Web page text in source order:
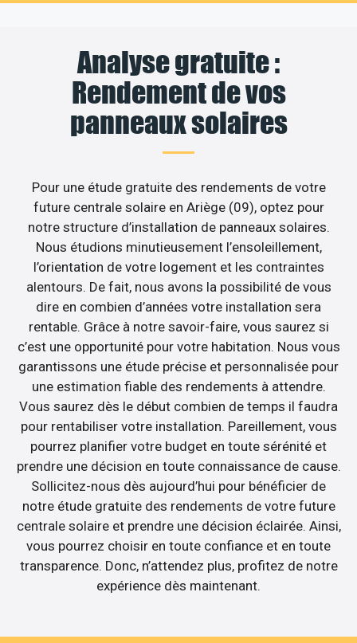
Analyse gratuite :
Rendement de vos
panneaux solaires
Pour une étude gratuite des rendements de votre
future centrale solaire en Ariège (09), optez pour
notre structure d’installation de panneaux solaires.
Nous étudions minutieusement l’ensoleillement,
l’orientation de votre logement et les contraintes
alentours. De fait, nous avons la possibilité de vous
dire en combien d’années votre installation sera
rentable. Grâce à notre savoir-faire, vous saurez si
c’est une opportunité pour votre habitation. Nous vous
garantissons une étude précise et personnalisée pour
une estimation fiable des rendements à attendre.
Vous saurez dès le début combien de temps il faudra
pour rentabiliser votre installation. Pareillement, vous
pourrez planifier votre budget en toute sérénité et
prendre une décision en toute connaissance de cause.
Sollicitez-nous dès aujourd’hui pour bénéficier de
notre étude gratuite des rendements de votre future
centrale solaire et prendre une décision éclairée. Ainsi,
vous pourrez choisir en toute confiance et en toute
transparence. Donc, n’attendez plus, profitez de notre
expérience dès maintenant.